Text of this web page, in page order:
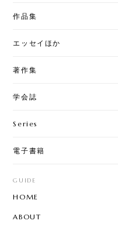
作品集
エッセイほか
著作集
学会誌
Series
電子書籍
GUIDE
HOME
ABOUT